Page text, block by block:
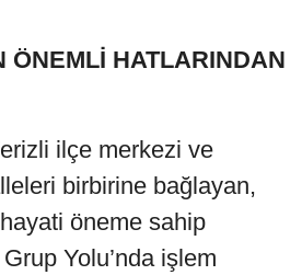
ÖNEMLİ HATLARINDAN
ilçe merkezi ve
birbirine bağlayan,
öneme sahip
Yolu’nda işlem